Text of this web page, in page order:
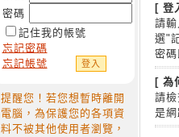
密碼
記住我的帳號
忘記密碼
忘記帳號
提醒您！若您想暫時離開
電腦，為保護您的各項資
料不被其他使用者瀏覽，
[ 登
請
選"
密
[ 為
請
是